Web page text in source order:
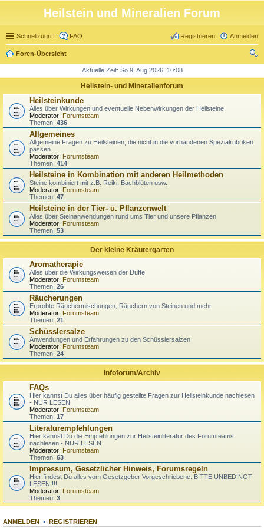
Heilstein und Mineralien Forum
Schnellzugriff FAQ Anmelden
Registrieren
Foren-Übersicht
Aktuelle Zeit: So 9. Aug 2026, 10:08
Heilstein- und Mineralienforum
Heilsteinkunde
Alles über Wirkungen und eventuelle Nebenwirkungen der Heilsteine
Moderator: Forumsteam
Themen: 436
Allgemeines
Allgemeine Fragen zu Heilsteinen, die nicht in die vorhandenen Spezialrubriken
passen
Moderator: Forumsteam
Themen: 414
Heilsteine in Kombination mit anderen Heilmethoden
Steine kombiniert mit z.B. Reiki, Bachblüten usw.
Moderator: Forumsteam
Themen: 47
Heilsteine in der Tier- u. Pflanzenwelt
Alles über Steinanwendungen rund ums Tier und unsere Pflanzen
Moderator: Forumsteam
Themen: 53
Der kleine Kräutergarten
Aromatherapie
Alles über die Wirkungsweisen der Düfte
Moderator: Forumsteam
Themen: 26
Räucherungen
Erprobte Räuchermischungen, Räuchern von Steinen und mehr
Moderator: Forumsteam
Themen: 21
Schüsslersalze
Anwendungen und Erfahrungen zu den Schüsslersalzen
Moderator: Forumsteam
Themen: 24
Infoforum/Archiv
FAQs
Hier kannst Du alles über häufig gestellte Fragen zur Heilsteinkunde nachlesen
- NUR LESEN
Moderator: Forumsteam
Themen: 17
Literaturempfehlungen
Hier kannst Du die Empfehlungen zur Heilsteinliteratur des Forumteams
nachlesen - NUR LESEN
Moderator: Forumsteam
Themen: 63
Impressum, Gesetzlicher Hinweis, Forumsregeln
Hier findest Du alles vom Gesetzgeber Vorgeschriebene. BITTE UNBEDINGT
LESEN!!!!
Moderator: Forumsteam
Themen: 3
ANMELDEN • REGISTRIEREN